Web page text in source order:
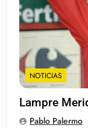
NOTICIAS
Lampre
Pablo Palermo